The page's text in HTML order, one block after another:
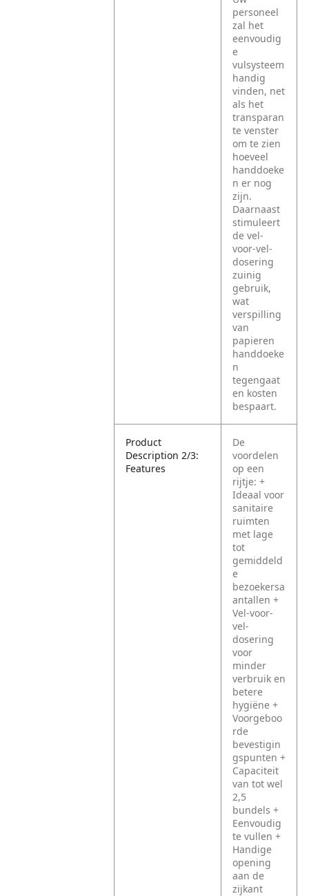
personeel
zal het
eenvoudig
e
vulsysteem
handig
vinden, net
als het
transparan
te venster
om te zien
hoeveel
handdoeke
n er nog
zijn.
Daarnaast
stimuleert
de vel-
voor-vel-
dosering
zuinig
gebruik,
wat
verspilling
van
papieren
handdoeke
n
tegengaat
en kosten
bespaart.
Product
Description 2/3:
Features
De
voordelen
op een
rijtje: +
Ideaal voor
sanitaire
ruimten
met lage
tot
gemiddeld
e
bezoekersa
antallen +
Vel-voor-
vel-
dosering
voor
minder
verbruik en
betere
hygiëne +
Voorgeboo
rde
bevestigin
gspunten +
Capaciteit
van tot wel
2,5
bundels +
Eenvoudig
te vullen +
Handige
opening
aan de
zijkant